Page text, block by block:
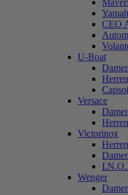
CEO
U-Boat
Herren
Versace
Herren
Victorinox
Herren
Wenger